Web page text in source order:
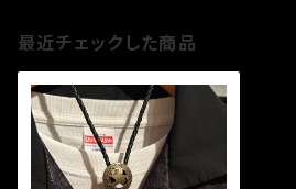
最近チェックした商品